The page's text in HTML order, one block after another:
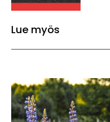
Lue myös